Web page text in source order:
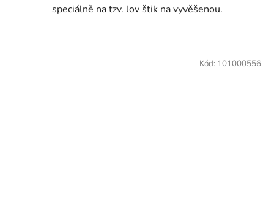
speciálně na tzv. lov štik na vyvěšenou.
Kód: 101000556